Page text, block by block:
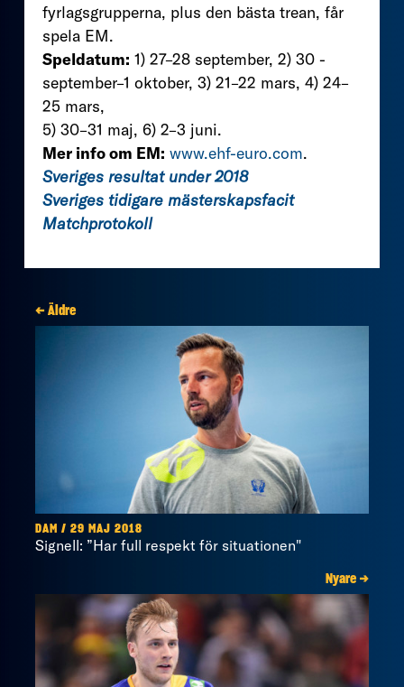
fyrlagsgrupperna, plus den bästa trean, får
spela EM.
Speldatum: 1) 27–28 september, 2) 30 ­
september–1 oktober, 3) 21–22 mars, 4) 24–
25 mars,
5) 30–31 maj, 6) 2–3 juni.
Mer info om EM: www.ehf-euro.com.
Sveriges resultat under 2018
Sveriges tidigare mästerskapsfacit
Matchprotokoll
← Äldre
DAM / 29 MAJ 2018
Signell: ”Har full respekt för situationen"
Nyare →